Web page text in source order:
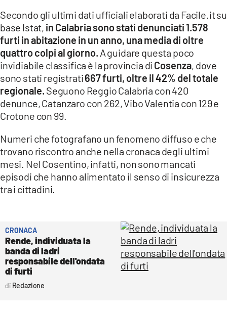
App
ANDROID
APPLE
Secondo gli ultimi dati ufficiali elaborati da Facile.it su
base Istat, in Calabria sono stati denunciati 1.578
furti in abitazione in un anno, una media di oltre
quattro colpi al giorno. A guidare questa poco
invidiabile classifica è la provincia di Cosenza, dove
sono stati registrati667 furti, oltre il 42% del totale
regionale. Seguono Reggio Calabria con 420
denunce, Catanzaro con 262, Vibo Valentia con 129 e
Crotone con 99.
Numeri che fotografano un fenomeno diffuso e che
trovano riscontro anche nella cronaca degli ultimi
mesi. Nel Cosentino, infatti, non sono mancati
episodi che hanno alimentato il senso di insicurezza
tra i cittadini.
CRONACA
Rende, individuata la
banda di ladri
responsabile dell'ondata
di furti
Redazione